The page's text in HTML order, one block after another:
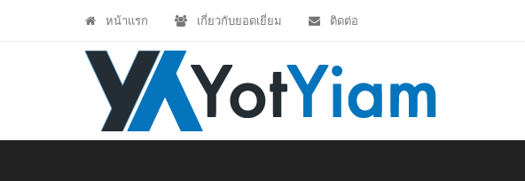
หน้าแรก เกี่ยวกับยอดเยี่ยม ติดต่อ